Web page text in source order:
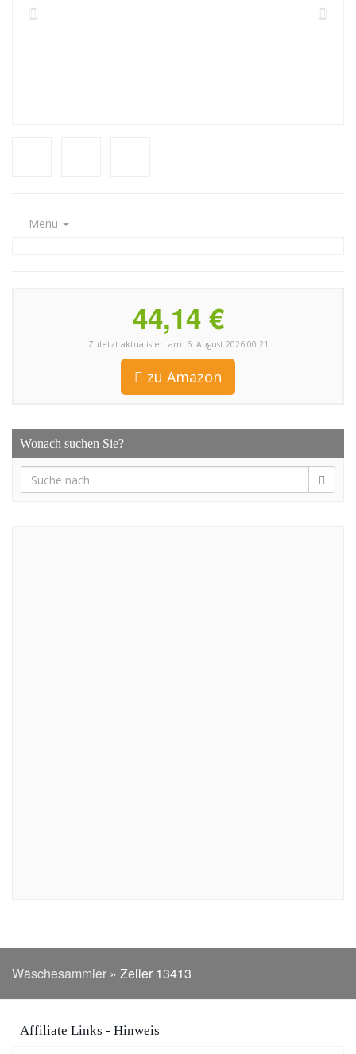
Menu
44,14 €
Zuletzt aktualisiert am: 6. August 2026 00:21
zu Amazon
Wonach suchen Sie?
Wäschesammler » Zeller 13413
Affiliate Links - Hinweis